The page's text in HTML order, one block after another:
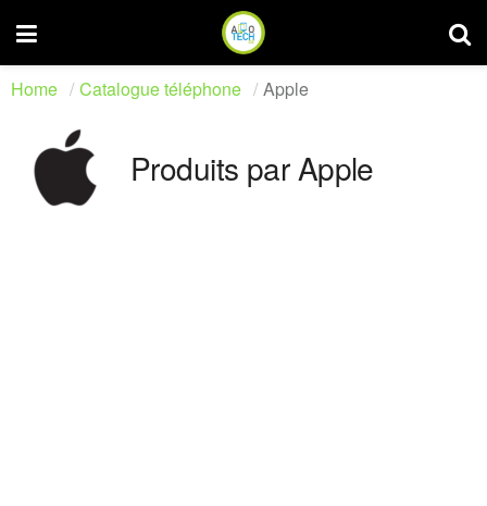
Home Catalogue téléphone Apple
Produits par Apple